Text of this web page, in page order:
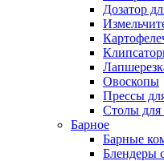
Дозатор
Овоскопы
Прессы
Столы для
Барное
Барные
Блендеры